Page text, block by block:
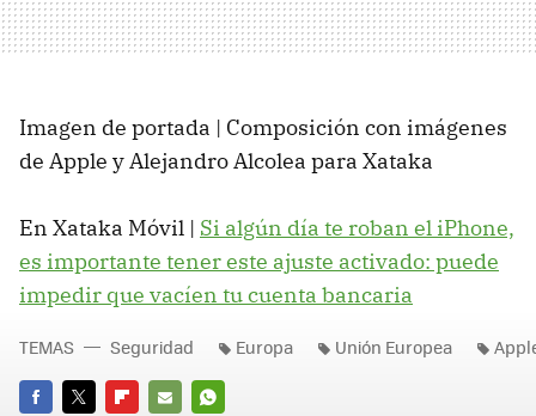
Imagen de portada | Composición con imágenes
de Apple y Alejandro Alcolea para Xataka
En Xataka Móvil | Si algún día te roban el iPhone,
es importante tener este ajuste activado: puede
impedir que vacíen tu cuenta bancaria
TEMAS Seguridad Europa Unión Europea